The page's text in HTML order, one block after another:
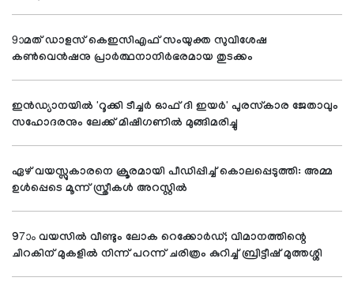
9ാമത് ഡാളസ് കെഇസിഎഫ് സംയുക്ത സുവിശേഷ
കണ്‍വെന്‍ഷനു പ്രാര്‍ത്ഥനാനിര്‍ഭരമായ തുടക്കം
ഇന്‍ഡ്യാനയില്‍ 'റൂക്കി ടീച്ചര്‍ ഓഫ് ദി ഇയര്‍' പുരസ്‌കാര ജേതാവും
സഹോദരനും ലേക്ക് മിഷിഗണില്‍ മുങ്ങിമരിച്ചു
ഏഴ് വയസ്സുകാരനെ ക്രൂരമായി പീഡിപ്പിച്ച് കൊലപ്പെടുത്തി: അമ്മ
ഉള്‍പ്പെടെ മൂന്ന് സ്ത്രീകള്‍ അറസ്റ്റില്‍
97ാം വയസില്‍ വീണ്ടും ലോക റെക്കോര്‍ഡ്; വിമാനത്തിന്റെ
ചിറകിന് മുകളില്‍ നിന്ന് പറന്ന് ചരിത്രം കുറിച്ച് ബ്രിട്ടീഷ് മുത്തശ്ശി